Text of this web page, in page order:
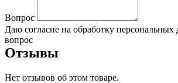
Вопрос
Даю согласие на обработку
вопрос
Отзывы
Нет отзывов об этом товаре.